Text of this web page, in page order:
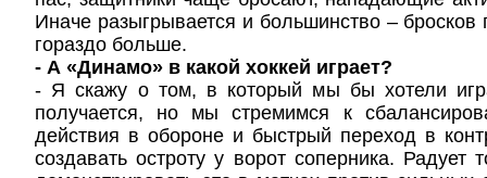
Иначе разыгрывается и большинство – бросков
гораздо больше.
- А «Динамо» в какой хоккей играет?
- Я скажу о том, в который мы бы хотели
получается, но мы стремимся к
действия в обороне и быстрый переход в
создавать остроту у ворот соперника. Радует